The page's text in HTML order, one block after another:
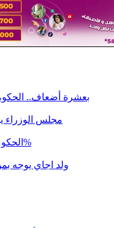
بعشرة أضعاف..
مجلس الوزراء
الحكومة: تراجع الفقر المدقع في موريتانيا من 12.8% إلى 11.2%
ولد اجاي يوجه